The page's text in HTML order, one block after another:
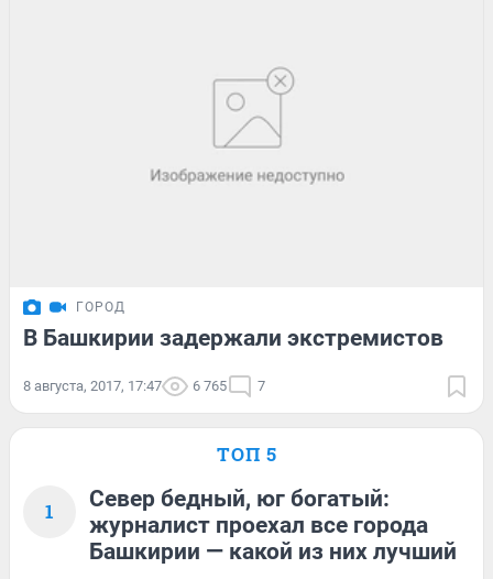
ГОРОД
В Башкирии задержали экстремистов
8 августа, 2017, 17:47 6 765 7
ТОП 5
1
Север бедный, юг богатый:
журналист проехал все города
Башкирии — какой из них лучший